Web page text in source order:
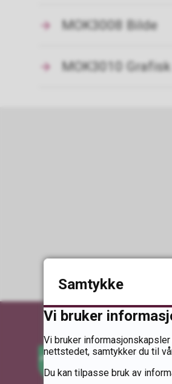
MOK3008 Bilde
MOK3010
Samtykke
Vi bruker
Vi bruker
nettstedet, samtykker du til
Du kan tilpasse bruk av